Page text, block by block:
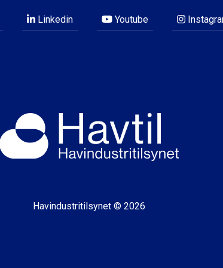
Linkedin Youtube
Havindustritilsynet © 2026